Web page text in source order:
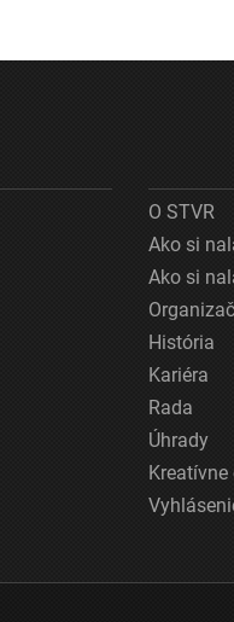
O STVR
Ako si
Ako si
História
Kariéra
Rada
Úhrady
Kreatívne